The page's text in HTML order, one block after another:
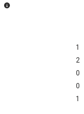
1
2
0
0
1